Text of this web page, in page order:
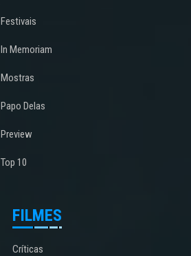
Festivais
In Memoriam
Mostras
Papo Delas
Preview
Top 10
FILMES
Críticas